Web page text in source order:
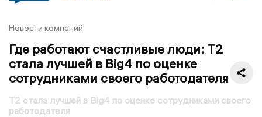
Новости компаний
Где работают счастливые люди: T2
стала лучшей в Big4 по оценке
сотрудниками своего работодателя
T2 стала лучшей в Big4 по оценке сотрудниками своего
работодателя